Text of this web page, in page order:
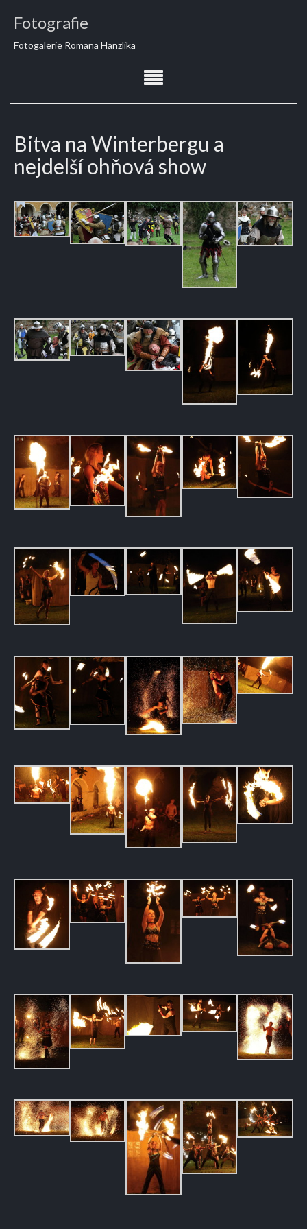
Fotografie
Fotogalerie Romana Hanzlika
Bitva na Winterbergu a
nejdelší ohňová show